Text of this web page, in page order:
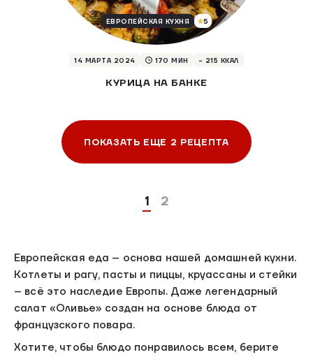
ЕВРОПЕЙСКАЯ КУХНЯ 5
14 МАРТА 2024 170 МИН ~ 215 ККАЛ
КУРИЦА НА БАНКЕ
ПОКАЗАТЬ ЕЩЕ 2 РЕЦЕПТА
1 2
Европейская еда – основа нашей домашней кухни.
Котлеты и рагу, пасты и пиццы, круассаны и стейки
– всё это наследие Европы. Даже легендарный
салат «Оливье» создан на основе блюда от
французского повара.
Хотите, чтобы блюдо понравилось всем, берите